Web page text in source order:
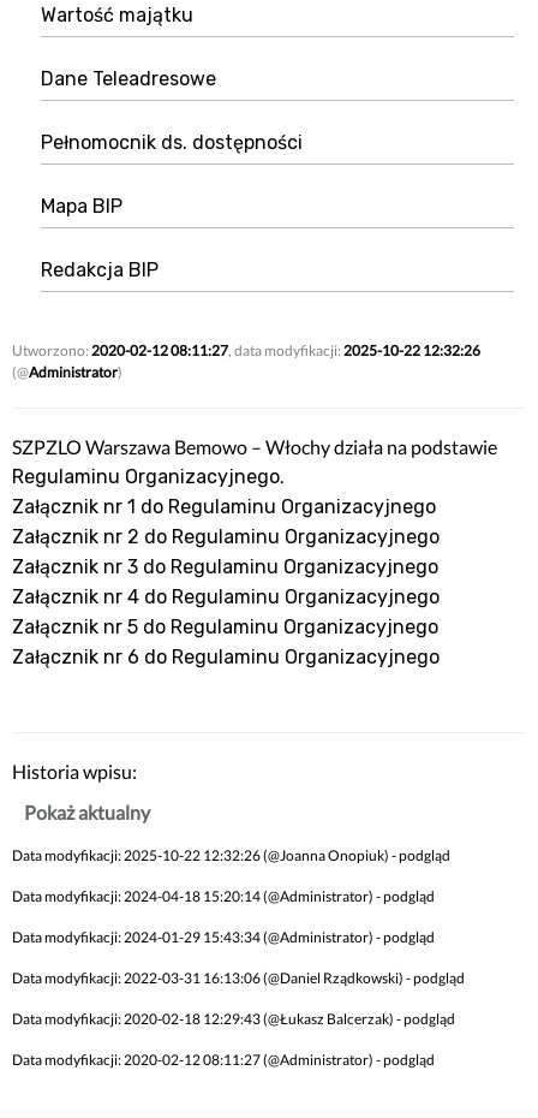
Wartość majątku
Dane Teleadresowe
Pełnomocnik ds. dostępności
Mapa BIP
Redakcja BIP
Utworzono: 2020-02-12 08:11:27, data modyfikacji: 2025-10-22 12:32:26
(@Administrator)
SZPZLO Warszawa Bemowo – Włochy działa na podstawie
Regulaminu Organizacyjnego.
Załącznik nr 1 do Regulaminu Organizacyjnego
Załącznik nr 2 do Regulaminu Organizacyjnego
Załącznik nr 3 do Regulaminu Organizacyjnego
Załącznik nr 4 do Regulaminu Organizacyjnego
Załącznik nr 5 do Regulaminu Organizacyjnego
Załącznik nr 6 do Regulaminu Organizacyjnego
Historia wpisu:
Pokaż aktualny
Data modyfikacji: 2025-10-22 12:32:26 (@Joanna Onopiuk) - podgląd
Data modyfikacji: 2024-04-18 15:20:14 (@Administrator) - podgląd
Data modyfikacji: 2024-01-29 15:43:34 (@Administrator) - podgląd
Data modyfikacji: 2022-03-31 16:13:06 (@Daniel Rządkowski) - podgląd
Data modyfikacji: 2020-02-18 12:29:43 (@Łukasz Balcerzak) - podgląd
Data modyfikacji: 2020-02-12 08:11:27 (@Administrator) - podgląd